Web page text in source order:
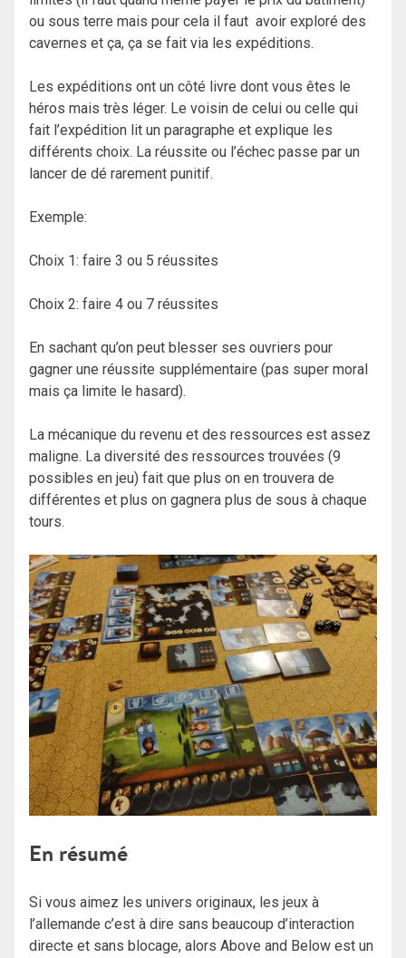
ou sous terre mais pour cela il faut avoir exploré des
cavernes et ça, ça se fait via les expéditions.
Les expéditions ont un côté livre dont vous êtes le
héros mais très léger. Le voisin de celui ou celle qui
fait l’expédition lit un paragraphe et explique les
différents choix. La réussite ou l’échec passe par un
lancer de dé rarement punitif.
Exemple:
Choix 1: faire 3 ou 5 réussites
Choix 2: faire 4 ou 7 réussites
En sachant qu’on peut blesser ses ouvriers pour
gagner une réussite supplémentaire (pas super moral
mais ça limite le hasard).
La mécanique du revenu et des ressources est assez
maligne. La diversité des ressources trouvées (9
possibles en jeu) fait que plus on en trouvera de
différentes et plus on gagnera plus de sous à chaque
tours.
En résumé
Si vous aimez les univers originaux, les jeux à
l’allemande c’est à dire sans beaucoup d’interaction
directe et sans blocage, alors Above and Below est un